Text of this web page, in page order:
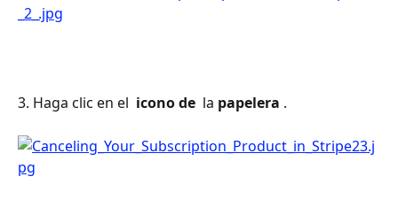
3. Haga clic en el icono de la papelera .